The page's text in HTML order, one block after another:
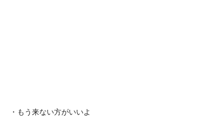
・もう来ない方がいいよ